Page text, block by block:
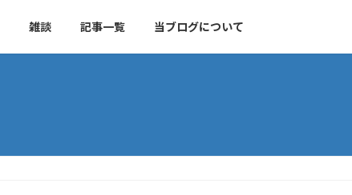
雑談 記事一覧 当ブログについて